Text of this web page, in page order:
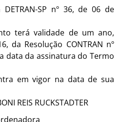
SP nº 36, de 06 de
terá validade de um ano,
da Resolução CONTRAN nº
data da assinatura do Termo
em vigor na data de sua
REIS RUCKSTADTER